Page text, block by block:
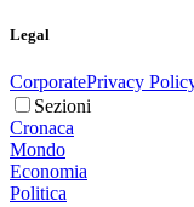
Legal
CorporatePrivacy
Sezioni
Cronaca
Mondo
Economia
Politica